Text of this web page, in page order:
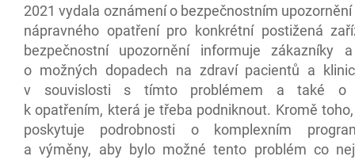
2021 vydala oznámení o bezpečnostním
nápravného opatření pro konkrétní postižená
bezpečnostní upozornění informuje zákazníky
o možných dopadech na zdraví pacientů a
v souvislosti s tímto problémem a také o
k opatřením, která je třeba podniknout. Kromě
poskytuje podrobnosti o komplexním
a výměny, aby bylo možné tento problém co